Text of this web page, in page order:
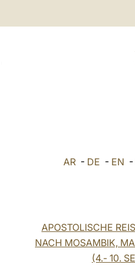
AR - DE - EN -
APOSTOLISCHE
NACH MOSAMBIK,
(4.- 10.